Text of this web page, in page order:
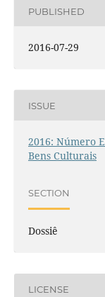
PUBLISHED
2016-07-29
ISSUE
2016: Número
Bens Culturais
SECTION
Dossiê
LICENSE